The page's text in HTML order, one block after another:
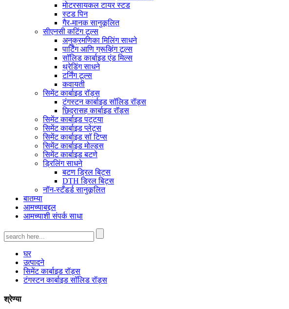
मोटरसायकल टायर स्टड
स्टड पिन
गैर-मानक सानुकूलित
सीएनसी कटिंग टूल्स
अनुक्रमणिका मिलिंग साधने
पार्टिंग आणि ग्रूव्हिंग टूल्स
सॉलिड कार्बाइड एंड मिल्स
थ्रेडिंग साधने
टर्निंग टूल्स
कवायती
सिमेंट कार्बाइड रॉड्स
टंगस्टन कार्बाइड सॉलिड रॉड्स
छिद्रासह कार्बाइड रॉड्स
सिमेंट कार्बाइड पट्ट्या
सिमेंट कार्बाइड प्लेट्स
सिमेंट कार्बाइड सॉ टिप्स
सिमेंट कार्बाइड मोल्ड्स
सिमेंट कार्बाइड बटणे
ड्रिलिंग साधने
बटण ड्रिल बिट्स
DTH ड्रिल बिट्स
नॉन-स्टँडर्ड सानुकूलित
बातम्या
आमच्याबद्दल
आमच्याशी संपर्क साधा
घर
उत्पादने
सिमेंट कार्बाइड रॉड्स
टंगस्टन कार्बाइड सॉलिड रॉड्स
श्रेण्या